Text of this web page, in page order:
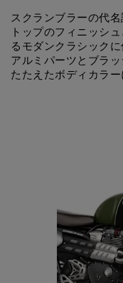
スクランブラーの代
トップのフィニッシ
るモダンクラシック
アルミパーツとブラ
たたえたボディカラー